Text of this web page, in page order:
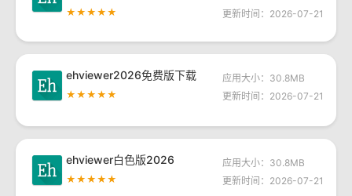
★★★★★ 更新时间：2026-07-21
ehviewer2026免费版下载
★★★★★
应用大小：30.8MB
更新时间：2026-07-21
ehviewer白色版2026
★★★★★
应用大小：30.8MB
更新时间：2026-07-21